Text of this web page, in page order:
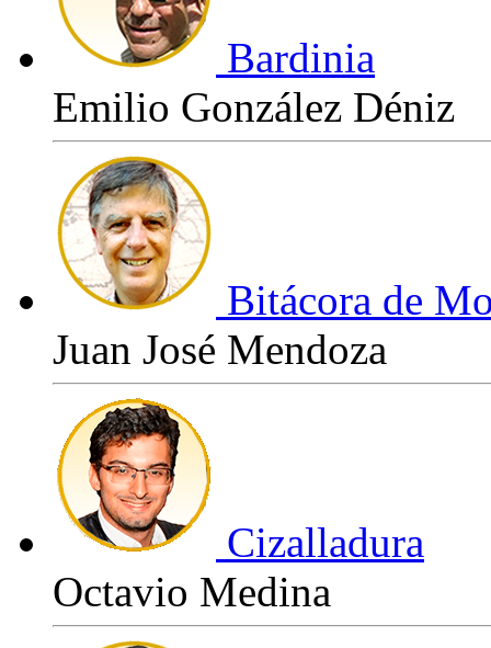
Bardinia
Emilio González Déniz
Bitácora de
Juan José Mendoza
Cizalladura
Octavio Medina